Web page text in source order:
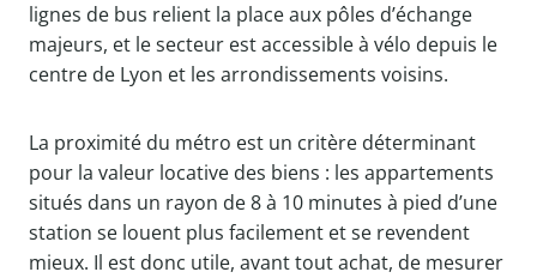
lignes de bus relient la place aux pôles d’échange
majeurs, et le secteur est accessible à vélo depuis le
centre de Lyon et les arrondissements voisins.
La proximité du métro est un critère déterminant
pour la valeur locative des biens : les appartements
situés dans un rayon de 8 à 10 minutes à pied d’une
station se louent plus facilement et se revendent
mieux. Il est donc utile, avant tout achat, de mesurer